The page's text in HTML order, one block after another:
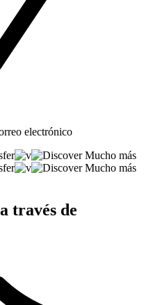
electrónico
Mucho más
Mucho más
través de